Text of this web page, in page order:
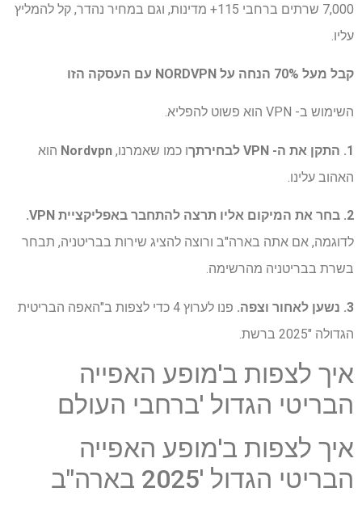
7,000 שרתים ברחבי 115+ מדינות, וגם במחיר נהדר, קל להמליץ ​​
עליו.
קבל מעל 70% הנחה על NORDVPN עם העסקה הזו
השימוש ב- VPN הוא פשוט להפליא.
1. התקן את ה- VPN לבחירתך ו כמו שאמרנו, Nordvpn הוא
האהוב עלינו.
2. בחר את המיקום אליו תרצה להתחבר באפליקציית VPN.
לדוגמה, אם אתה בארה"ב ורוצה להציג שירות בבריטניה, תבחר
בשרת בבריטניה מהרשימה.
3. נשען לאחור וצפה.
פנו לערוץ 4 כדי לצפות ב"האפה הבריטית
הגדולה "2025 ברשת.
איך לצפות ב'מופע האפייה
הבריטי הגדול 'ברחבי העולם
איך לצפות ב'מופע האפייה
הבריטי הגדול '2025 בארה"ב